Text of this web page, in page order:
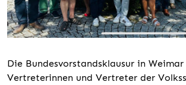
Die Bundesvorstandsklausur in
Vertreterinnen und Vertreter der